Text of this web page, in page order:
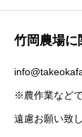
竹岡農場に
※農作業など
遠慮お願い致し